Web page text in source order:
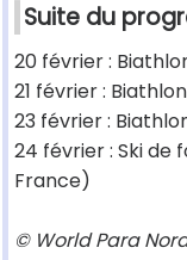
Suite du
20 février :
21 février :
23 février :
24 février : Ski de
France)
© World Para